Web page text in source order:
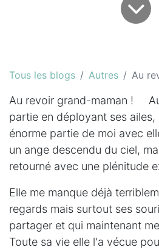
Tous les blogs Autres Au
Au revoir grand-maman !
partie en déployant ses
énorme partie de moi avec
un ange descendu du ciel,
retourné avec une plénitude
Elle me manque déjà
regards mais surtout ses
partager et qui maintenant
Toute sa vie elle l'a vécue